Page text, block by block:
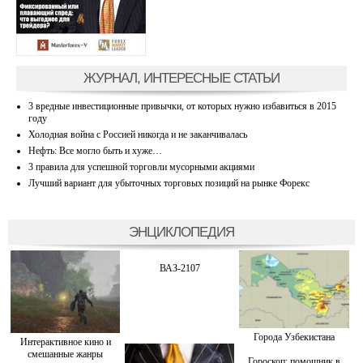
ЖУРНАЛ, ИНТЕРЕСНЫЕ СТАТЬИ
3 вредные инвестиционные привычки, от которых нужно избавиться в 2015
году
Холодная война с Россией никогда и не заканчивалась
Нефть: Все могло быть и хуже…
3 правила для успешной торговли мусорными акциями
Лучший вариант для убыточных торговых позиций на рынке Форекс
ЭНЦИКЛОПЕДИЯ
Интерактивное кино и
смешанные жанры
ВАЗ-2107
Города Узбекистана